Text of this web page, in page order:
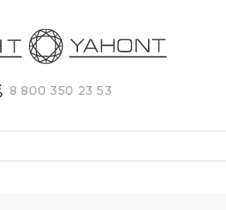
8 800 350 23 53